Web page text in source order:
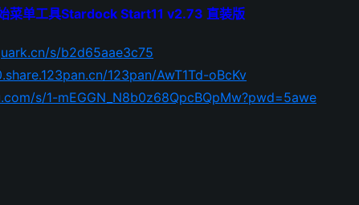
菜单工具Stardock Start11 v2.73 直装版
s/b2d65aae3c75
123pan/AwT1Td-oBcKv
s/1-mEGGN_N8b0z68QpcBQpMw?pwd=5awe